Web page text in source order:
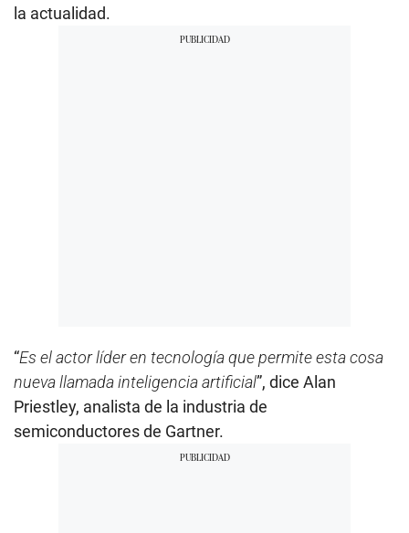
la actualidad.
“Es el actor líder en tecnología que permite esta cosa
nueva llamada inteligencia artificial”, dice Alan
Priestley, analista de la industria de
semiconductores de Gartner.